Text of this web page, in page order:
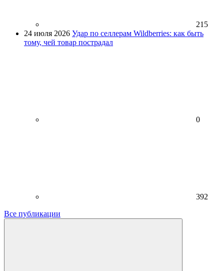
215
24 июля 2026 Удар по селлерам Wildberries: как быть
тому, чей товар пострадал
0
392
Все публикации